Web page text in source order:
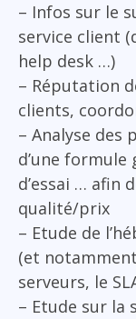
– Infos sur le
service client
help desk …)
– Réputation
clients,
– Analyse des
d’une formule
d’essai … afin
qualité/prix
– Etude de
(et
serveurs, le
– Etude sur la